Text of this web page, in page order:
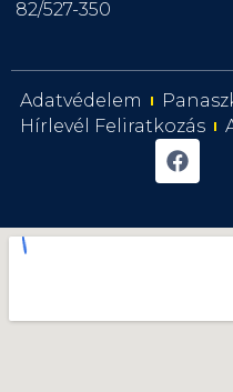
82/527-350
Adatvédelem
Hírlevél Feliratkozás